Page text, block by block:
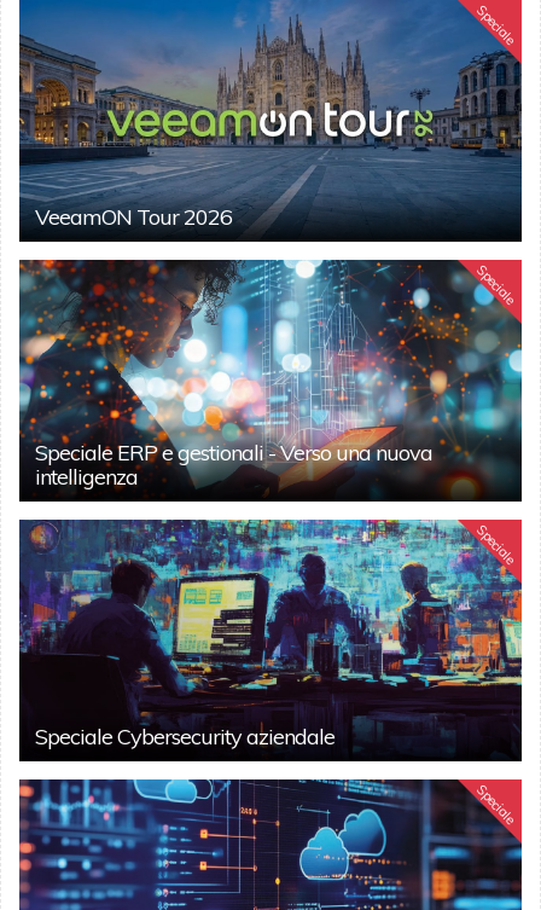
Speciale
VeeamON Tour 2026
Speciale
Speciale ERP e gestionali - Verso una nuova
intelligenza
Speciale
Speciale Cybersecurity aziendale
Speciale